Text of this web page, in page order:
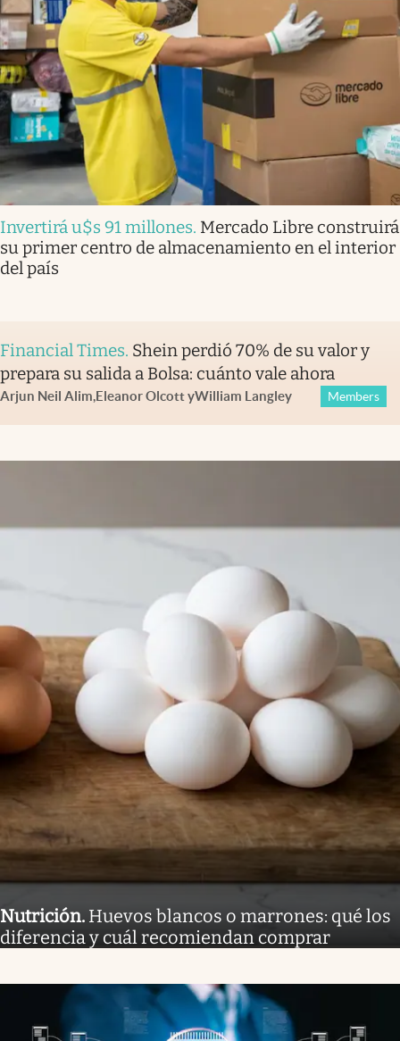
Invertirá u$s 91 millones. Mercado Libre construirá
su primer centro de almacenamiento en el interior
del país
Financial Times. Shein perdió 70% de su valor y
prepara su salida a Bolsa: cuánto vale ahora
Arjun Neil Alim,Eleanor OlcottyWilliam Langley Members
Nutrición. Huevos blancos o marrones: qué los
diferencia y cuál recomiendan comprar